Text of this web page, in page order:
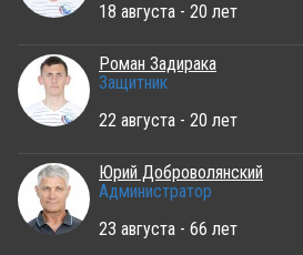
18 августа - 20 лет
Роман Задирака
Защитник
22 августа - 20 лет
Юрий Доброволянский
Администратор
23 августа - 66 лет